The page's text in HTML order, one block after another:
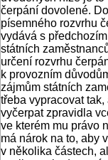
čerpání dovolené.
písemného rozvrhu
vydává s
státních
určení rozvrhu
k provozním
zájmům státních
třeba vypracovat
vyčerpat zpravidla
ve kterém mu právo
má nárok na to, aby
v několika částech,